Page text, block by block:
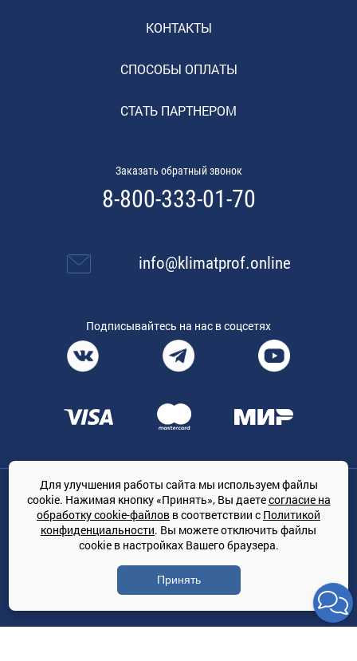
КОНТАКТЫ
СПОСОБЫ ОПЛАТЫ
СТАТЬ ПАРТНЕРОМ
Заказать обратный звонок
8-800-333-01-70
info@klimatprof.online
Подписывайтесь на нас в соцсетях
Общество с ограниченной ответственностью «ТРЕЙДКОН», ОГРН:
1167847364079, 197022, г. Санкт-Петербург, проспект Медиков, 7
КЛИМАТПРОФ.ONLINE - оптовая продажа кондиционеров и
климатической техники на территории РФ
© Сайт принадлежит ООО «ТРЕЙДКОН»
Политика конфиденциальности
Для улучшения работы сайта мы используем файлы
cookie. Нажимая кнопку «Принять», Вы даетесогласие на
обработку cookie-файлов в соответствии с Политикой
конфиденциальности. Вы можете отключить файлы
cookie в настройках Вашего браузера.
Принять